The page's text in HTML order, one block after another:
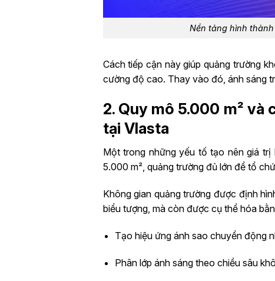
Nền tảng hình
Cách tiếp cận này giúp quảng trường
cường độ cao. Thay vào đó, ánh sáng
2. Quy mô 5.000 m²
tại Vlasta
Một trong những yếu tố tạo nên giá trị
5.000 m², quảng trường đủ lớn để tổ
Không gian quảng trường được định
biểu tượng, mà còn được cụ thể hóa
Tạo hiệu ứng ánh sao chuyển động
Phân lớp ánh sáng theo chiều sâu